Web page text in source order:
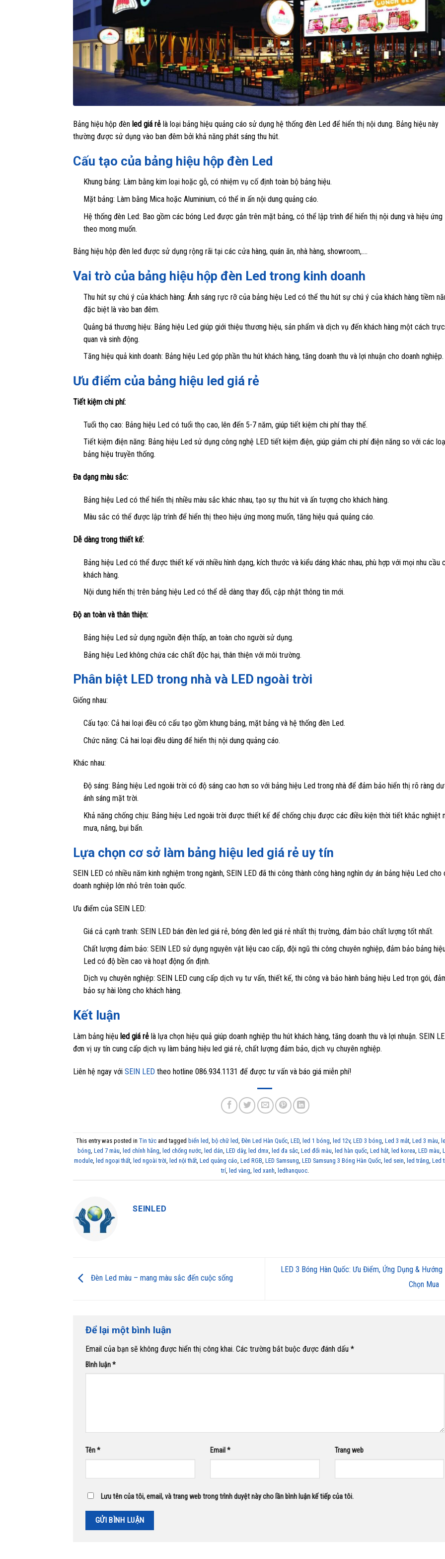
Bảng hiệu hộp đèn led giá rẻ là loại bảng hiệu quảng cáo sử dụng hệ thống đèn Led để hiển thị nội dung. Bảng hiệu này
thường được sử dụng vào ban đêm bởi khả năng phát sáng thu hút.
Cấu tạo của bảng hiệu hộp đèn Led
Khung bảng: Làm bằng kim loại hoặc gỗ, có nhiệm vụ cố định toàn bộ bảng hiệu.
Mặt bảng: Làm bằng Mica hoặc Aluminium, có thể in ấn nội dung quảng cáo.
Hệ thống đèn Led: Bao gồm các bóng Led được gắn trên mặt bảng, có thể lập trình để hiển thị nội dung và hiệu ứng
theo mong muốn.
Bảng hiệu hộp đèn led được sử dụng rộng rãi tại các cửa hàng, quán ăn, nhà hàng, showroom,….
Vai trò của bảng hiệu hộp đèn Led trong kinh doanh
Thu hút sự chú ý của khách hàng: Ánh sáng rực rỡ của bảng hiệu Led có thể thu hút sự chú ý của khách hàng tiềm
đặc biệt là vào ban đêm.
Quảng bá thương hiệu: Bảng hiệu Led giúp giới thiệu thương hiệu, sản phẩm và dịch vụ đến khách hàng một cách trực
quan và sinh động.
Tăng hiệu quả kinh doanh: Bảng hiệu Led góp phần thu hút khách hàng, tăng doanh thu và lợi nhuận cho doanh nghiệp.
Ưu điểm của bảng hiệu led giá rẻ
Tiết kiệm chi phí:
Tuổi thọ cao: Bảng hiệu Led có tuổi thọ cao, lên đến 5-7 năm, giúp tiết kiệm chi phí thay thế.
Tiết kiệm điện năng: Bảng hiệu Led sử dụng công nghệ LED tiết kiệm điện, giúp giảm chi phí điện năng so với các
bảng hiệu truyền thống.
Đa dạng màu sắc:
Bảng hiệu Led có thể hiển thị nhiều màu sắc khác nhau, tạo sự thu hút và ấn tượng cho khách hàng.
Màu sắc có thể được lập trình để hiển thị theo hiệu ứng mong muốn, tăng hiệu quả quảng cáo.
Dễ dàng trong thiết kế:
Bảng hiệu Led có thể được thiết kế với nhiều hình dạng, kích thước và kiểu dáng khác nhau, phù hợp với mọi nhu cầu
khách hàng.
Nội dung hiển thị trên bảng hiệu Led có thể dễ dàng thay đổi, cập nhật thông tin mới.
Độ an toàn và thân thiện:
Bảng hiệu Led sử dụng nguồn điện thấp, an toàn cho người sử dụng.
Bảng hiệu Led không chứa các chất độc hại, thân thiện với môi trường.
Phân biệt LED trong nhà và LED ngoài trời
Giống nhau:
Cấu tạo: Cả hai loại đều có cấu tạo gồm khung bảng, mặt bảng và hệ thống đèn Led.
Chức năng: Cả hai loại đều dùng để hiển thị nội dung quảng cáo.
Khác nhau:
Độ sáng: Bảng hiệu Led ngoài trời có độ sáng cao hơn so với bảng hiệu Led trong nhà để đảm bảo hiển thị rõ ràng
ánh sáng mặt trời.
Khả năng chống chịu: Bảng hiệu Led ngoài trời được thiết kế để chống chịu được các điều kiện thời tiết khắc nghiệt
mưa, nắng, bụi bẩn.
Lựa chọn cơ sở làm bảng hiệu led giá rẻ uy tín
SEIN LED có nhiều năm kinh nghiệm trong ngành, SEIN LED đã thi công thành công hàng nghìn dự án bảng hiệu Led cho
doanh nghiệp lớn nhỏ trên toàn quốc.
Ưu điểm của SEIN LED:
Giá cả cạnh tranh: SEIN LEDbán đèn led giá rẻ, bóng đèn led giá rẻ nhất thị trường, đảm bảo chất lượng tốt nhất.
Chất lượng đảm bảo: SEIN LED sử dụng nguyên vật liệu cao cấp, đội ngũ thi công chuyên nghiệp, đảm bảo bảng
Led có độ bền cao và hoạt động ổn định.
Dịch vụ chuyên nghiệp: SEIN LED cung cấp dịch vụ tư vấn, thiết kế, thi công và bảo hành bảng hiệu Led trọn gói,
bảo sự hài lòng cho khách hàng.
Kết luận
Làm bảng hiệu led giá rẻ là lựa chọn hiệu quả giúp doanh nghiệp thu hút khách hàng, tăng doanh thu và lợi nhuận. SEIN
đơn vị uy tín cung cấp dịch vụ làm bảng hiệu led giá rẻ, chất lượng đảm bảo, dịch vụ chuyên nghiệp.
Liên hệ ngay với SEIN LED theo hotline 086.934.1131 để được tư vấn và báo giá miễn phí!
This entry was posted inTin tức and tagged biển led bộ chữ led ,Đèn Led Hàn Quốc ,LED led 1 bóng led 12v,LED 3 bóng ,Led 3 mắt ,Led 3 màu
bóng ,Led 7 màu led chính hãng led chống nước led dán ,LED dây, led dmx led đa sắc ,Led đổi màu led hàn quốc ,Led hắt led korea ,LED màu ,
module, led ngoại thất, led ngoài trời led nội thất, Led quảng cáo Led RGB LED Samsung LED Samsung 3 Bóng Hàn Quốc, led sein led trắng Led
trí, led vàng led xanh ledhanquoc.
SEINLED
Đèn Led màu – mang màu sắc đến cuộc sống
LED 3 Bóng Hàn Quốc: Ưu Điểm, Ứng Dụng & Hướng
Chọn Mua
Để lại một bình luận
Email của bạn sẽ không được hiển thị công khai. Các trường bắt buộc được đánh dấu *
Bình luận*
Tên* Email * Trang web
Lưu tên của tôi, email, và trang web trong trình duyệt này cho lần bình luận kế tiếp của tôi.